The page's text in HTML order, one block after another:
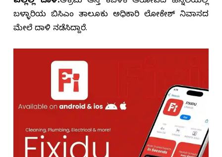
ಬಳ್ಳಾರಿಯ ಬಿಸಿಎಂ ತಾಲೂಕು ಅಧಿಕಾರಿ ಲೋಕೇಶ್ ನಿವಾಸದ
ಮೇಲೆ ದಾಳಿ ನಡೆಸಿದ್ದಾರೆ.